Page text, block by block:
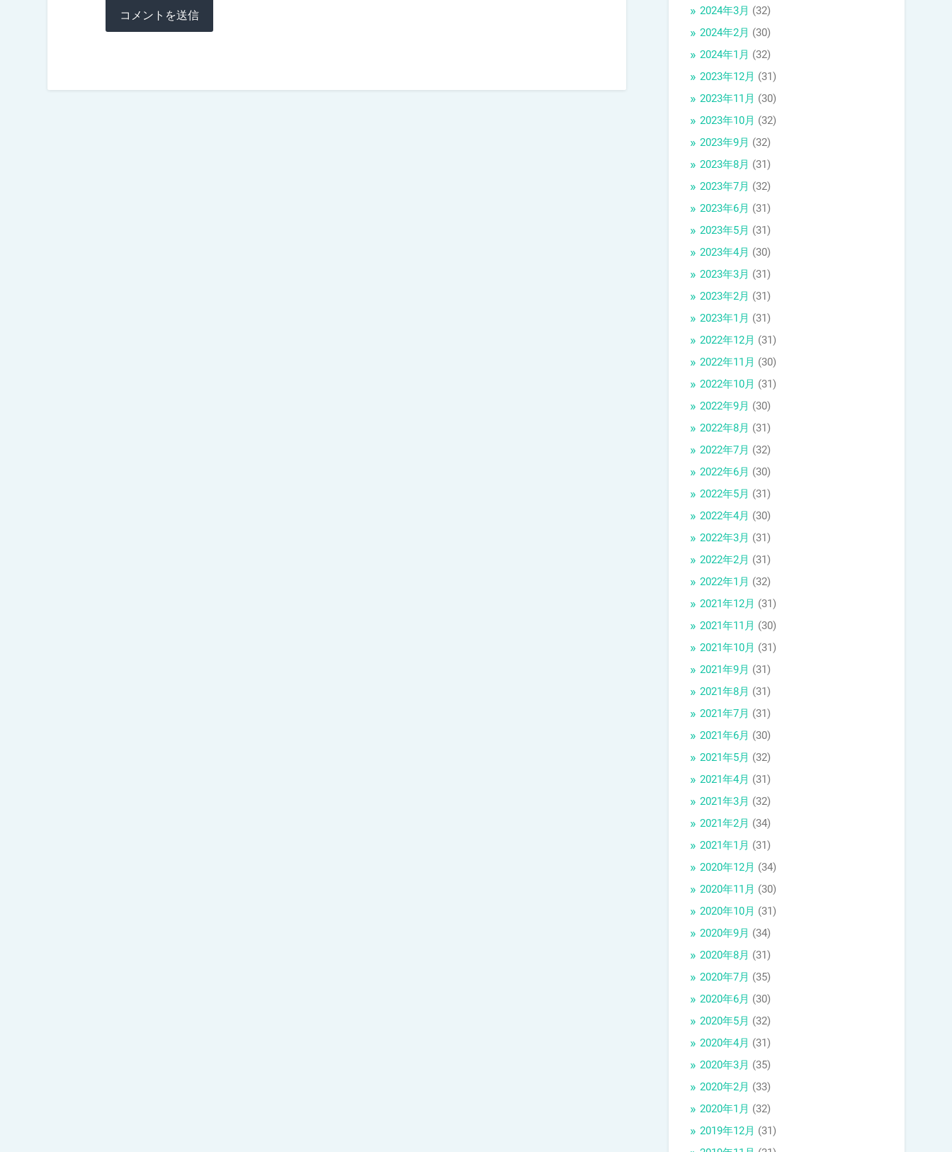
2024年3月 (32)
2024年2月 (30)
2024年1月 (32)
2023年12月 (31)
2023年11月 (30)
2023年10月 (32)
2023年9月 (32)
2023年8月 (31)
2023年7月 (32)
2023年6月 (31)
2023年5月 (31)
2023年4月 (30)
2023年3月 (31)
2023年2月 (31)
2023年1月 (31)
2022年12月 (31)
2022年11月 (30)
2022年10月 (31)
2022年9月 (30)
2022年8月 (31)
2022年7月 (32)
2022年6月 (30)
2022年5月 (31)
2022年4月 (30)
2022年3月 (31)
2022年2月 (31)
2022年1月 (32)
2021年12月 (31)
2021年11月 (30)
2021年10月 (31)
2021年9月 (31)
2021年8月 (31)
2021年7月 (31)
2021年6月 (30)
2021年5月 (32)
2021年4月 (31)
2021年3月 (32)
2021年2月 (34)
2021年1月 (31)
2020年12月 (34)
2020年11月 (30)
2020年10月 (31)
2020年9月 (34)
2020年8月 (31)
2020年7月 (35)
2020年6月 (30)
2020年5月 (32)
2020年4月 (31)
2020年3月 (35)
2020年2月 (33)
2020年1月 (32)
2019年12月 (31)